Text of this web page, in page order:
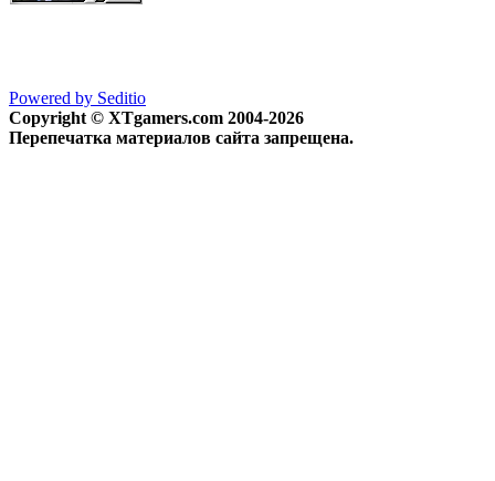
Powered by Seditio
Copyright © XTgamers.com 2004-2026
Перепечатка материалов сайта запрещена.